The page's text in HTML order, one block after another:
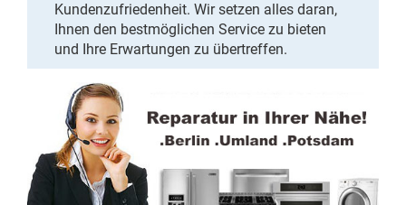
Kundenzufriedenheit. Wir setzen alles daran,
Ihnen den bestmöglichen Service zu bieten
und Ihre Erwartungen zu übertreffen.